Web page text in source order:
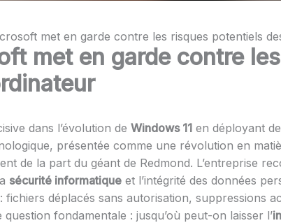
met en garde contre les risques potentiels
met en garde contre
dans l’évolution de Windows 11 en déployant
présentée comme une révolution en
de la part du géant de Redmond. L’entreprise
sécurité informatique et l’intégrité des données
déplacés sans autorisation, suppressions
fondamentale : jusqu’où peut-on laisser l’